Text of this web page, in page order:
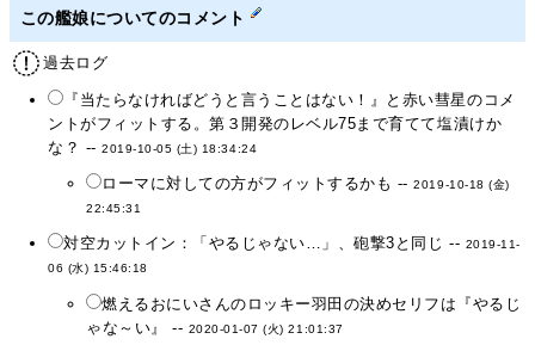
この艦娘についてのコメント
過去ログ
『当たらなければどうと言うことはない！』と赤い彗星のコメ
ントがフィットする。第３開発のレベル75まで育てて塩漬けか
な？ --2019-10-05 (土) 18:34:24
ローマに対しての方がフィットするかも --2019-10-18 (金)
22:45:31
対空カットイン：「やるじゃない…」、砲撃3と同じ -- 2019-11-
06 (水) 15:46:18
燃えるおにいさんのロッキー羽田の決めセリフは『やるじ
ゃな～い』 -- 2020-01-07 (火) 21:01:37